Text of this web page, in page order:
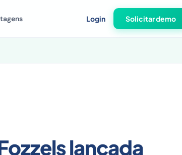
Login Solicitar demo
lançada